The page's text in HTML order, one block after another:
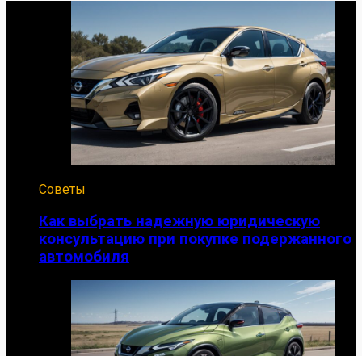
Советы
Как выбрать надежную юридическую
консультацию при покупке подержанного
автомобиля